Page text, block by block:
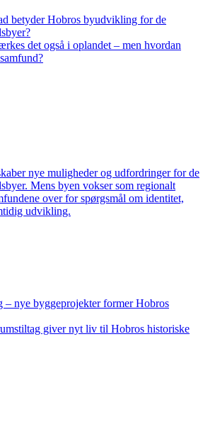
betyder Hobros byudvikling for de
det også i oplandet – men hvordan
nye muligheder og udfordringer for de
Mens byen vokser som regionalt
over for spørgsmål om identitet,
udvikling.
nye byggeprojekter former Hobros
giver nyt liv til Hobros historiske